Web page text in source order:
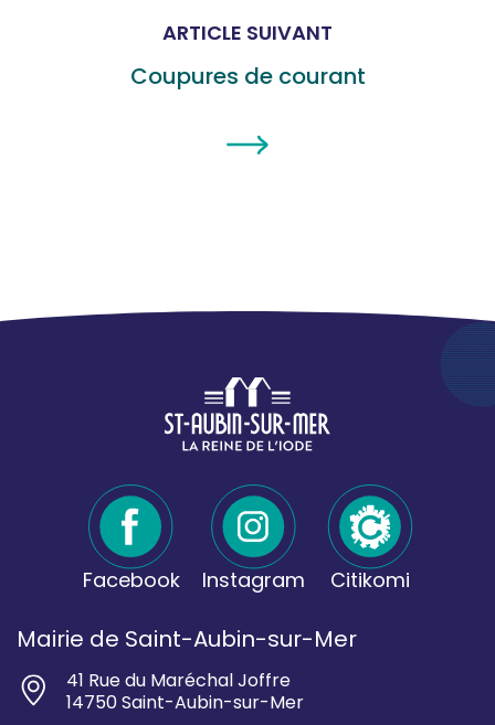
ARTICLE SUIVANT
Coupures de courant
Facebook Instagram Citikomi
Mairie de Saint-Aubin-sur-Mer
41 Rue du Maréchal Joffre
14750 Saint-Aubin-sur-Mer